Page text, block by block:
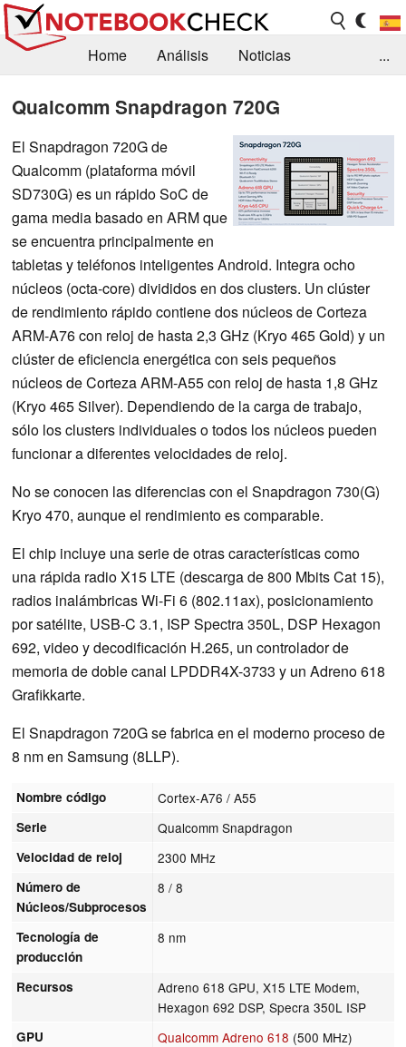
Home Análisis
Noticias
Busca
Contacto
...
Qualcomm Snapdragon 720G
El Snapdragon 720G de
Qualcomm (plataforma móvil
SD730G) es un rápido SoC de
gama media basado en ARM que
se encuentra principalmente en
tabletas y teléfonos inteligentes Android. Integra ocho
núcleos (octa-core) divididos en dos clusters. Un clúster
de rendimiento rápido contiene dos núcleos de Corteza
ARM-A76 con reloj de hasta 2,3 GHz (Kryo 465 Gold) y un
clúster de eficiencia energética con seis pequeños
núcleos de Corteza ARM-A55 con reloj de hasta 1,8 GHz
(Kryo 465 Silver). Dependiendo de la carga de trabajo,
sólo los clusters individuales o todos los núcleos pueden
funcionar a diferentes velocidades de reloj.
No se conocen las diferencias con el Snapdragon 730(G)
Kryo 470, aunque el rendimiento es comparable.
El chip incluye una serie de otras características como
una rápida radio X15 LTE (descarga de 800 Mbits Cat 15),
radios inalámbricas Wi-Fi 6 (802.11ax), posicionamiento
por satélite, USB-C 3.1, ISP Spectra 350L, DSP Hexagon
692, video y decodificación H.265, un controlador de
memoria de doble canal LPDDR4X-3733 y un Adreno 618
Grafikkarte.
El Snapdragon 720G se fabrica en el moderno proceso de
8 nm en Samsung (8LLP).
Nombre código Cortex-A76 / A55
Serie Qualcomm Snapdragon
Velocidad de reloj 2300 MHz
Número de
Núcleos/Subprocesos
8 / 8
Tecnología de
producción
8 nm
Recursos
Adreno 618 GPU, X15 LTE Modem,
Hexagon 692 DSP, Specra 350L ISP
GPU Qualcomm Adreno 618 (500 MHz)